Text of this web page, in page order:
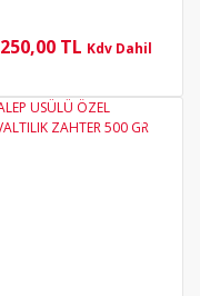
250,00 TL Kdv Dahil
YENİ